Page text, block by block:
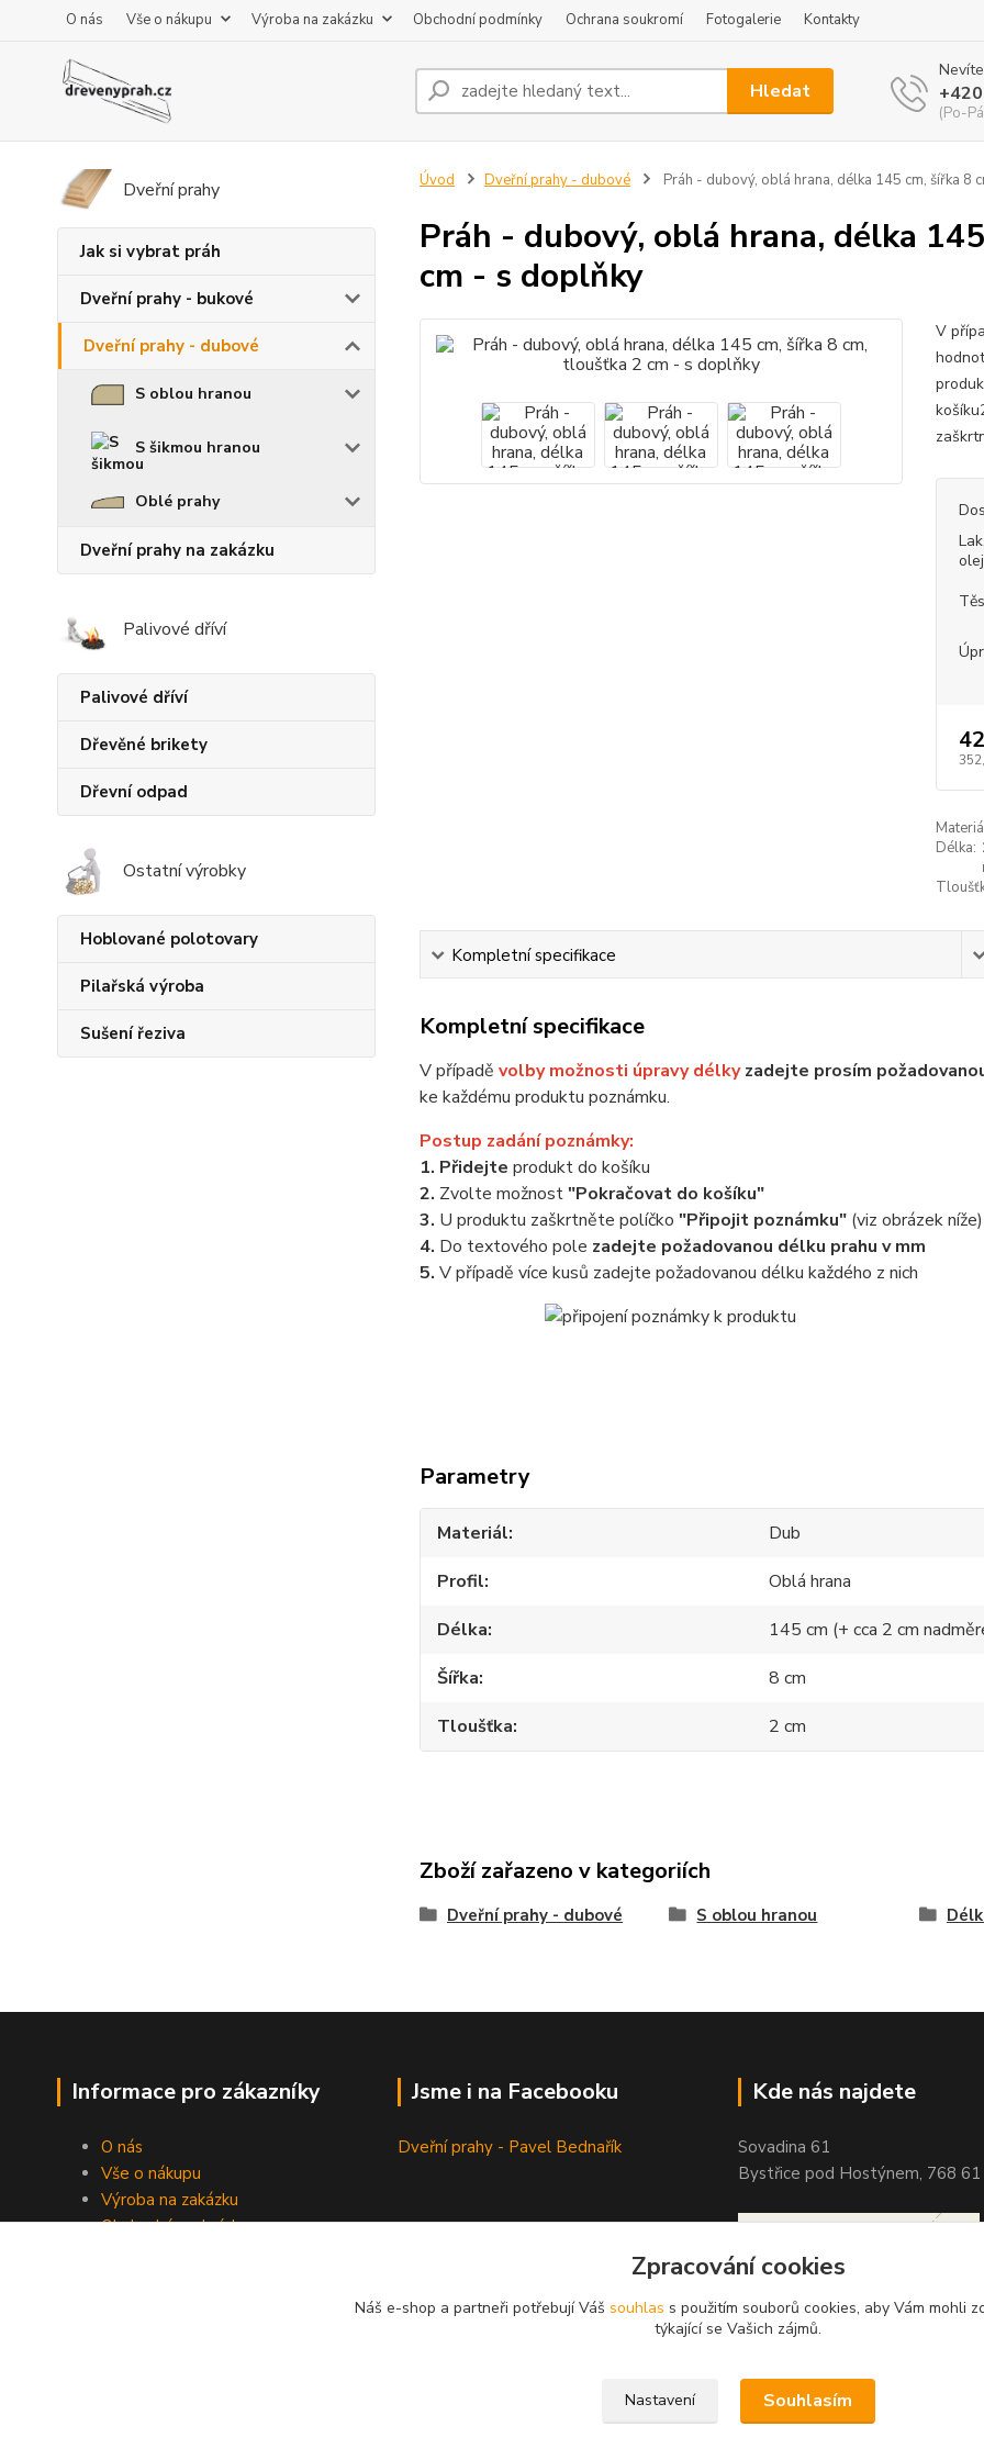
O nás Vše o nákupu Výroba na zakázku Obchodní podmínky Ochrana soukromí Fotogalerie Kontakty
Hledat
(Po-
Dveřní prahy
Jak si vybrat práh
Dveřní prahy - bukové
Dveřní prahy - dubové
S oblou hranou
S šikmou hranou
Oblé prahy
Dveřní prahy na zakázku
Palivové dříví
Palivové dříví
Dřevěné brikety
Dřevní odpad
Ostatní výrobky
Hoblované polotovary
Pilařská výroba
Sušení řeziva
Úvod Dveřní prahy - dubové Práh - dubový, oblá hrana, délka 145 cm, šířka 8
Práh - dubový, oblá hrana, délka
cm - s doplňky
V
Délka:
Kompletní specifikace
Kompletní specifikace
V případě volby možnosti úpravy délkyzadejte prosím
ke každému produktu poznámku.
Postup zadání poznámky:
1. Přidejte produkt do košíku
2. Zvolte možnost"Pokračovat do košíku"
3. U produktu zaškrtněte políčko "Připojit poznámku"(viz obrázek níže)
4. Do textového pole zadejte požadovanou délku prahu v mm
5. V případě více kusů zadejte požadovanou délku každého z nich
Parametry
Materiál
Dub
Profil
Oblá hrana
Délka
145 cm (+ cca 2 cm
Šířka
8 cm
Tloušťka
2 cm
Zboží zařazeno v kategoriích
Dveřní prahy - dubové S oblou hranou
Informace pro zákazníky
O nás
Vše o nákupu
Výroba na zakázku
Obchodní podmínky
Jsme i na Facebooku
Dveřní prahy - Pavel Bednařík
Kde nás najdete
Sovadina 61
Bystřice pod Hostýnem, 768 61
Zpracování cookies
Náš e-shop a partneři potřebují Váš souhlas s použitím souborů cookies, aby Vám mohli
týkající se Vašich zájmů.
Nastavení Souhlasím